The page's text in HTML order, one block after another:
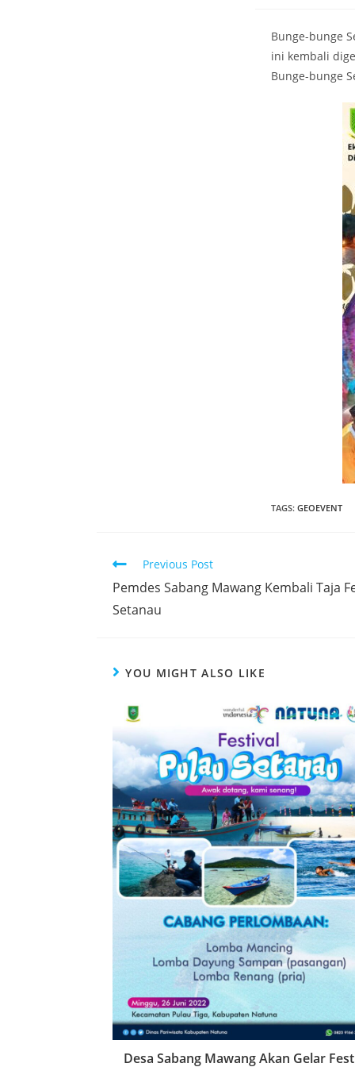
Bunge-bunge
ini kembali
Bunge-bunge
TAGS: GEOEVENT
Previous Post
Pemdes Sabang Mawang Kembali Taja
Setanau
YOU MIGHT ALSO LIKE
Desa Sabang Mawang Akan Gelar